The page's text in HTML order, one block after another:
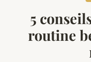
5
routine